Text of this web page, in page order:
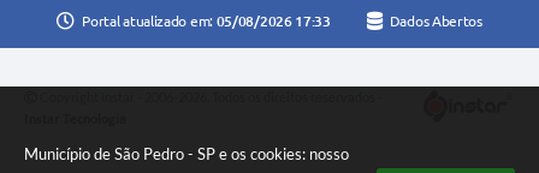
Município de São Pedro - SP e os cookies: nosso
Portal atualizado em: 05/08/2026 17:33 Dados Abertos